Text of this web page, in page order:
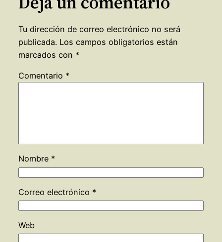
Tu dirección de correo electrónico no será
publicada. Los campos obligatorios están
marcados con *
Comentario *
Nombre *
Correo electrónico *
Web